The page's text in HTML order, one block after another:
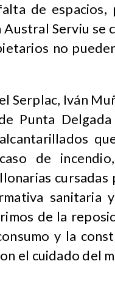
de
Serviu se
no
Serplac, Iván
Punta
de
sanitaria
de la
y la
el cuidado del